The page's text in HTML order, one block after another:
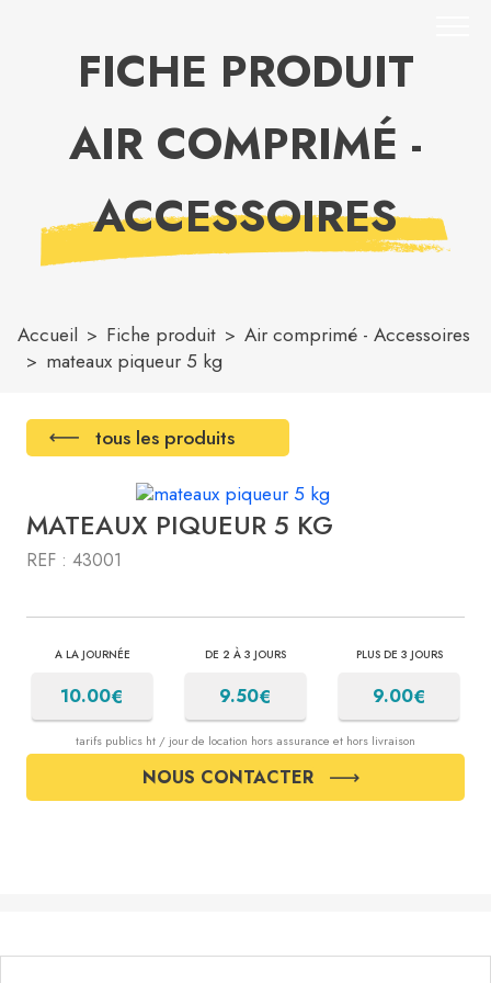
FICHE PRODUIT
AIR COMPRIMÉ -
ACCESSOIRES
Accueil Fiche produit
Air comprimé - Accessoires
mateaux piqueur 5 kg
tous les produits
MATEAUX PIQUEUR 5 KG
REF : 43001
A LA JOURNÉE
10.00€
DE 2 À 3 JOURS
9.50€
PLUS DE 3 JOURS
9.00€
tarifs publics ht / jour de location hors assurance et hors livraison
NOUS CONTACTER